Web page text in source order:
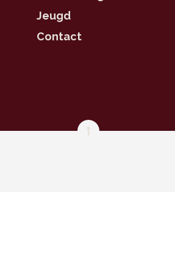
Jeugd
Contact